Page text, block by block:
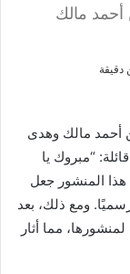
أحمد مالك
دقيقة
أحمد مالك وهدى
“مبروك يا
هذا المنشور جعل
ومع ذلك، بعد
مما أثار